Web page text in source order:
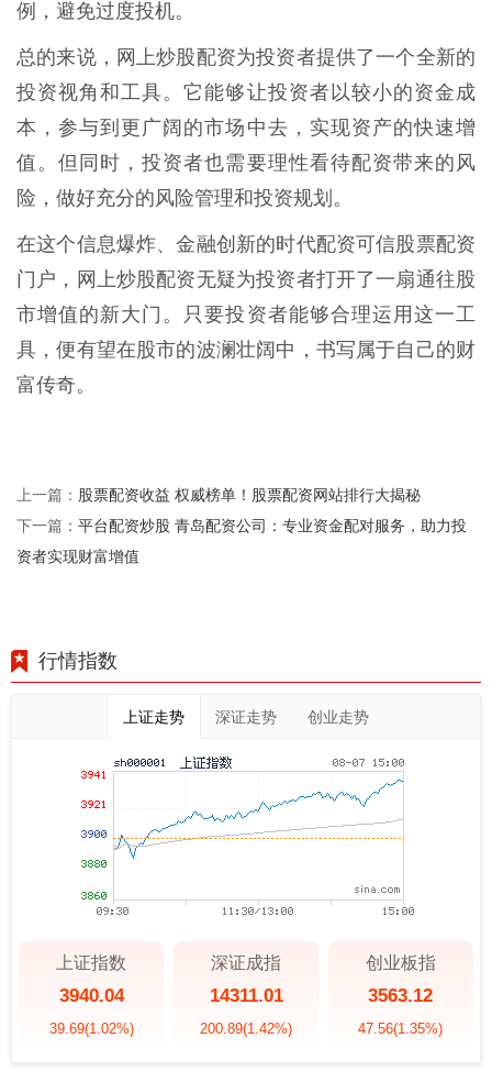
例，避免过度投机。
总的来说，网上炒股配资为投资者提供了一个全新的
投资视角和工具。它能够让投资者以较小的资金成
本，参与到更广阔的市场中去，实现资产的快速增
值。但同时，投资者也需要理性看待配资带来的风
险，做好充分的风险管理和投资规划。
在这个信息爆炸、金融创新的时代配资可信股票配资
门户，网上炒股配资无疑为投资者打开了一扇通往股
市增值的新大门。只要投资者能够合理运用这一工
具，便有望在股市的波澜壮阔中，书写属于自己的财
富传奇。
上一篇： 股票配资收益 权威榜单！股票配资网站排行大揭秘
下一篇： 平台配资炒股 青岛配资公司：专业资金配对服务，助力投
资者实现财富增值
行情指数
上证走势 深证走势 创业走势
上证指数
3940.04
39.69(1.02%)
深证成指
14311.01
200.89(1.42%)
创业板指
3563.12
47.56(1.35%)